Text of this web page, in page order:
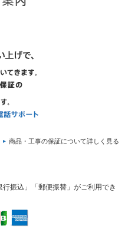
商品・工事の保証について詳しく見る
行振込」「郵便振替」がご利用でき